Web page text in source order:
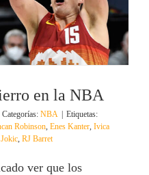
en la NBA
Categorías: NBA | Etiquetas:
Robinson Enes Kanter Ivica
RJ Barret
ver que los